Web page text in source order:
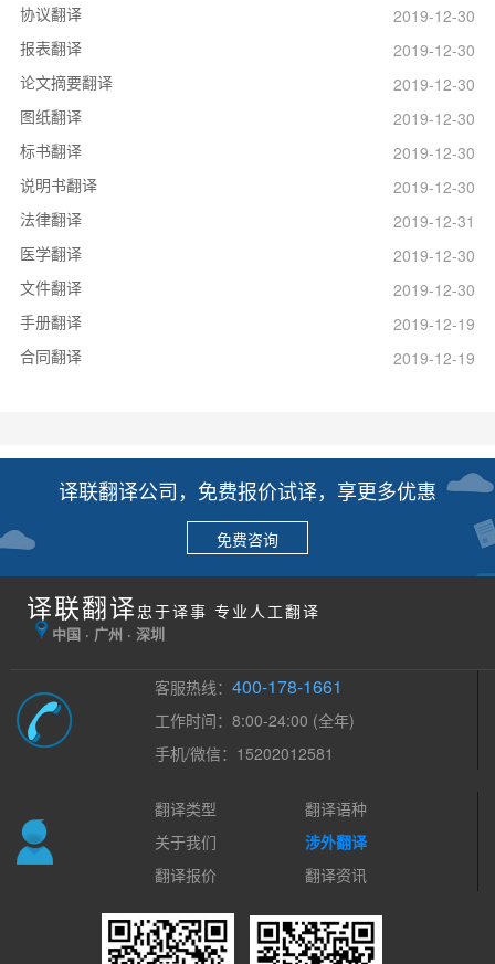
协议翻译
2019-12-30
报表翻译
2019-12-30
论文摘要翻译
2019-12-30
图纸翻译
2019-12-30
标书翻译
2019-12-30
说明书翻译
2019-12-30
法律翻译
2019-12-31
医学翻译
2019-12-30
文件翻译
2019-12-30
手册翻译
2019-12-19
合同翻译
2019-12-19
译联翻译公司，免费报价试译，享更多优惠
免费咨询
译联翻译 忠于译事 专业人工翻译
中国 · 广州 · 深圳
客服热线：400-178-1661
工作时间：8:00-24:00 (全年)
手机/微信：15202012581
翻译类型
翻译语种
关于我们
涉外翻译
翻译报价
翻译资讯